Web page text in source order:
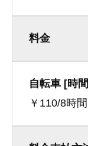
料金
自転車 [時
￥110/8時間